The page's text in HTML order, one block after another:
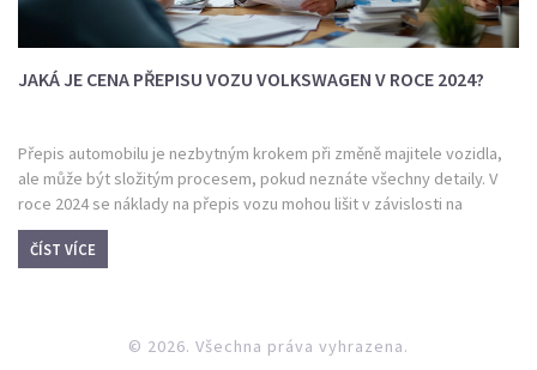
JAKÁ JE CENA PŘEPISU VOZU VOLKSWAGEN V ROCE 2024?
Přepis automobilu je nezbytným krokem při změně majitele vozidla,
ale může být složitým procesem, pokud neznáte všechny detaily. V
roce 2024 se náklady na přepis vozu mohou lišit v závislosti na
několika faktorech, včetně druhu vozidla a lokality přepisu. Tento
článek se zaměřuje na podrobnosti ohledně přepisu vozů značky
ČÍST VÍCE
© 2026. Všechna práva vyhrazena.